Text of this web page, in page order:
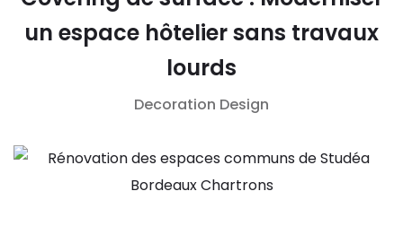
un espace hôtelier sans travaux
lourds
Decoration Design